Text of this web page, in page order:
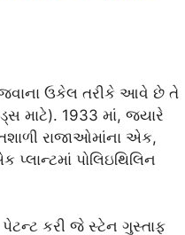
ઉકેલ તરીકે આવે છે તે
માટે). 1933 માં, જ્યારે
રાજાઓમાંના એક,
પોલિઇથિલિન
પેટન્ટ કરી જે સ્ટેન ગુસ્તાફ